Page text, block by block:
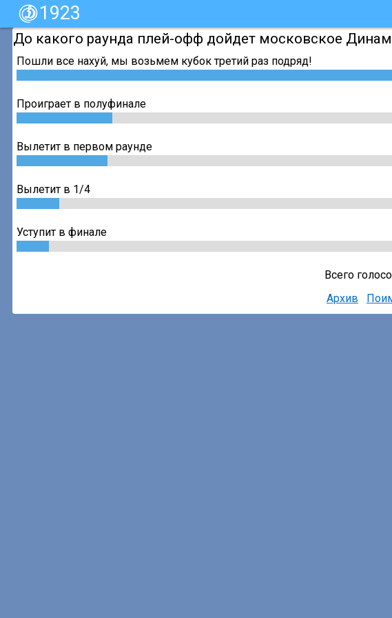
1923
До какого раунда плей-офф дойдет московское
Пошли все нахуй, мы возьмем кубок третий раз подряд!
Проиграет в полуфинале
Вылетит в первом раунде
Вылетит в 1/4
Уступит в финале
Всего
Архив